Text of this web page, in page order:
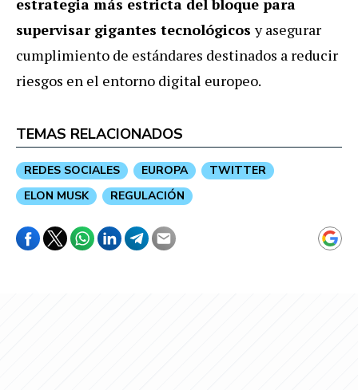
estrategia más estricta del bloque para
supervisar gigantes tecnológicosy asegurar
cumplimiento de estándares destinados a reducir
riesgos en el entorno digital europeo.
TEMAS RELACIONADOS
REDES SOCIALES EUROPA
TWITTER
ELON MUSK
REGULACIÓN